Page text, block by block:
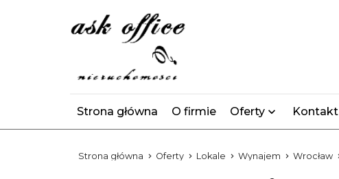
Strona główna O firmie Oferty Kontakt
Strona główna Oferty Lokale Wynajem Wrocław